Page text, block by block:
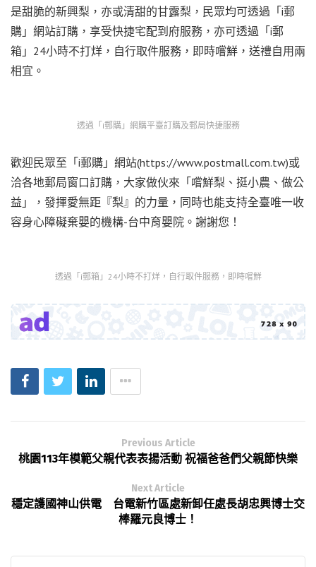
是甜脆的新興梨，亦或清甜的甘露梨，民眾均可透過「i郵
購」網站訂購，享受快捷宅配到府服務，亦可透過「i郵
箱」24小時不打烊，自行取件服務，即時嚐鮮，送禮自用兩
相宜。
透過「i郵購」網購平臺訂購及郵局快捷服務
歡迎民眾至「i郵購」網站(https://www.postmall.com.tw)或
洽各地郵局窗口訂購，大家做伙來「嚐鮮梨、挺小農、做公
益」，發揮愛無距『梨』的力量，同時也能支持全臺唯一收
容身心障礙棄嬰的機構-台中育嬰院。謝謝您！
透過「i郵箱」24小時不打烊，自行取件服務，即時嚐鮮
Previous Article
桃園113年模範父親代表表揚活動 祝福爸爸們父親節快樂
Next Article
穩定護國神山供電 台電新竹區處新卸任處長胡忠興博士交
棒羅元良博士！